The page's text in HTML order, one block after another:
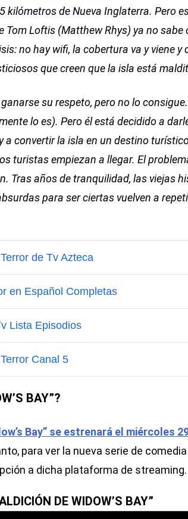
kilómetros de Nueva Inglaterra. Pero
Tom Loftis (Matthew Rhys) ya no sabe
no hay wifi, la cobertura va y viene y
que creen que la isla está
su respeto, pero no lo
lo es). Pero él está decidido a
a convertir la isla en un destino
turistas empiezan a llegar. El
Tras años de tranquilidad, las viejas
para ser ciertas vuelven a
BAY”?
Bay” se estrenará el miércoles
para ver la nueva serie de
a dicha plataforma de streaming.
DE WIDOW’S BAY”